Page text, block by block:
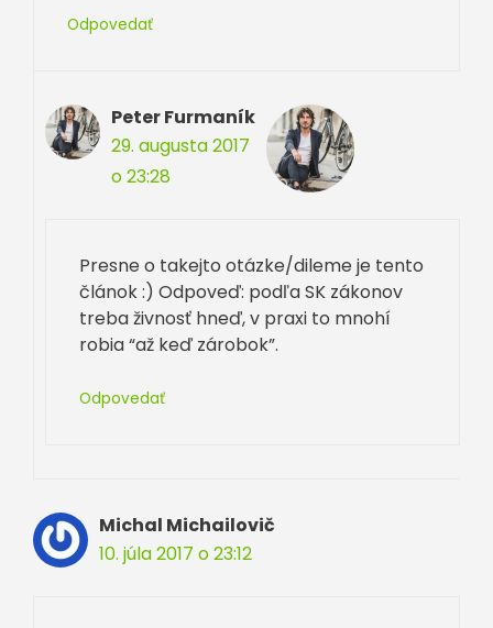
Odpovedať
Peter Furmaník
29. augusta 2017
o 23:28
Presne o takejto otázke/dileme je tento
článok :) Odpoveď: podľa SK zákonov
treba živnosť hneď, v praxi to mnohí
robia “až keď zárobok”.
Odpovedať
Michal Michailovič
10. júla 2017 o 23:12